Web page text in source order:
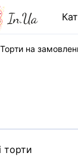
Торти на
торти